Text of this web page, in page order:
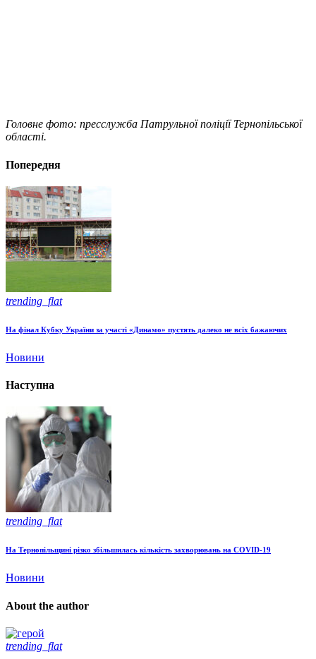
Головне фото: пресслужба Патрульної поліції Тернопільської
області.
Попередня
trending_flat
На фінал Кубку України за участі «Динамо» пустять далеко не всіх бажаючих
Новини
Наступна
trending_flat
На Тернопільщині різко збільшилась кількість захворювань на COVID-19
Новини
About the author
trending_flat